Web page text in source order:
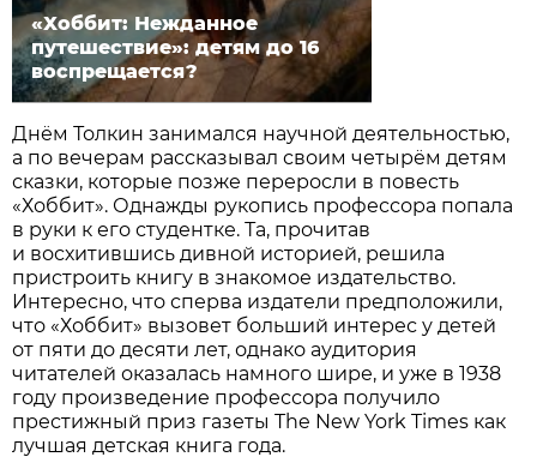
«Хоббит: Нежданное
путешествие»: детям до 16
воспрещается?
Днём Толкин занимался научной деятельностью,
а по вечерам рассказывал своим четырём детям
сказки, которые позже переросли в повесть
«Хоббит». Однажды рукопись профессора попала
в руки к его студентке. Та, прочитав
и восхитившись дивной историей, решила
пристроить книгу в знакомое издательство.
Интересно, что сперва издатели предположили,
что «Хоббит» вызовет больший интерес у детей
от пяти до десяти лет, однако аудитория
читателей оказалась намного шире, и уже в 1938
году произведение профессора получило
престижный приз газеты The New York Times как
лучшая детская книга года.